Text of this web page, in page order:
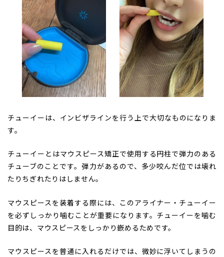
チューイーは、インビザラインを行う上で大切なものになりま
す。
チューイーとはマウスピース矯正で使用する円柱で弾力のある
チューブのことです。弾力があるので、多少咬んだ位では壊れ
たりちぎれたりはしません。
マウスピースを装着する際には、このアライナー・チューイー
を必ずしっかり噛むことが重要になります。チューイーを噛む
目的は、マウスピースをしっかり嵌めるためです。
マウスピースを普通に入れるだけでは、微妙に浮いてしまうの